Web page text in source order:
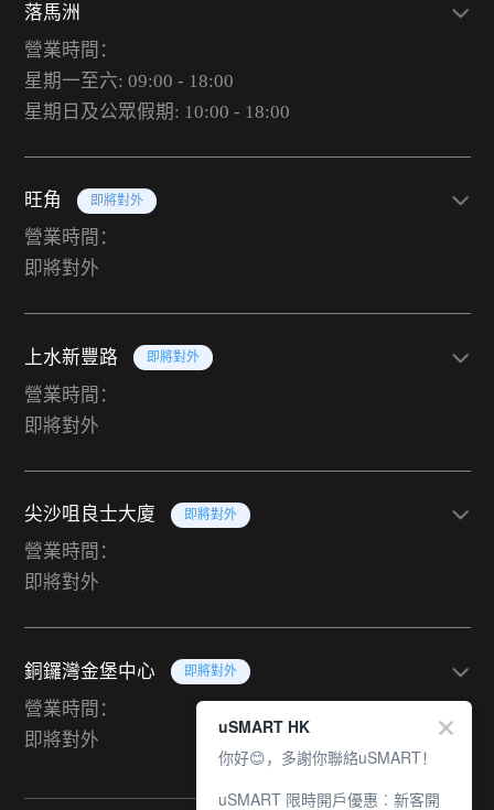
落馬洲
營業時間：
星期一至六: 09:00 - 18:00
星期日及公眾假期: 10:00 - 18:00
旺角 即將對外
營業時間：
即將對外
上水新豐路 即將對外
營業時間：
即將對外
尖沙咀良士大廈 即將對外
營業時間：
即將對外
銅鑼灣金堡中心 即將對外
營業時間：
即將對外
uSMART HK
你好😊，多謝你聯絡uSMART！
uSMART 限時開戶優惠︰新客開